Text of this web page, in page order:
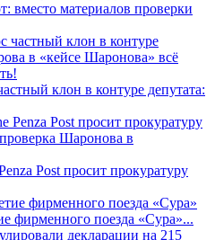
вместо материалов проверки
клон в контуре депутата:
Post просит прокуратуру
фирменного поезда «Сура»...